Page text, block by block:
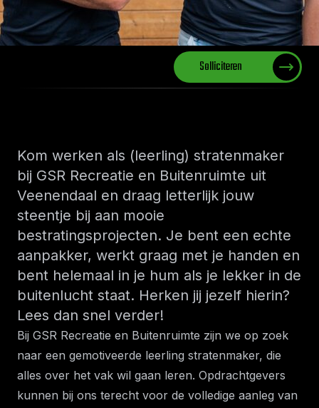
Solliciteren
Kom werken als (leerling) stratenmaker
bij GSR Recreatie en Buitenruimte uit
Veenendaal en draag letterlijk jouw
steentje bij aan mooie
bestratingsprojecten. Je bent een echte
aanpakker, werkt graag met je handen en
bent helemaal in je hum als je lekker in de
buitenlucht staat. Herken jij jezelf hierin?
Lees dan snel verder!
Bij GSR Recreatie en Buitenruimte zijn we op zoek
naar een gemotiveerde leerling stratenmaker, die
alles over het vak wil gaan leren. Opdrachtgevers
kunnen bij ons terecht voor de volledige aanleg van